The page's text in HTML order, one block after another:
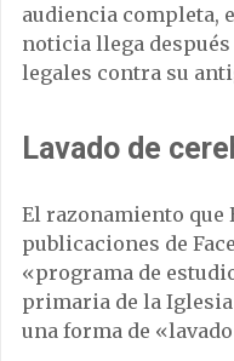
audiencia completa,
noticia llega
legales contra su
Lavado de
El razonamiento que
publicaciones de
«programa de
primaria de la
una forma de